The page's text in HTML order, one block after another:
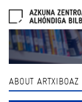
navigation
ABOUT ARTXIBOAZ